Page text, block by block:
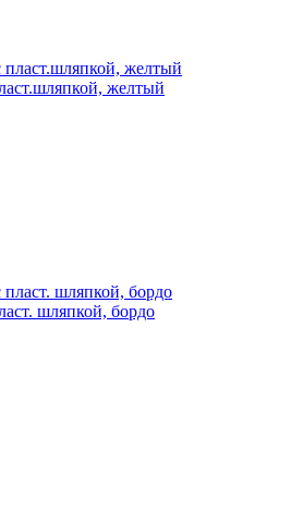
желтый
шляпкой, бордо